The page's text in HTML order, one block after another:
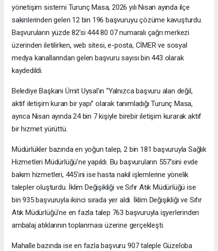
yönetişim sistemi Turunç Masa, 2026 yılı Nisan ayında ilçe
sakinlerinden gelen 12 bin 196 başvuruyu çözüme kavuşturdu.
Başvuruların yüzde 82’si 444 80 07 numaralı çağrı merkezi
üzerinden iletilirken, web sitesi, e-posta, CİMER ve sosyal
medya kanallarından gelen başvuru sayısı bin 443 olarak
kaydedildi.
Belediye Başkanı Ümit Uysal’ın “Yalnızca başvuru alan değil,
aktif iletişim kuran bir yapı” olarak tanımladığı Turunç Masa,
ayrıca Nisan ayında 24 bin 7 kişiyle birebir iletişim kurarak aktif
bir hizmet yürüttü.
Müdürlükler bazında en yoğun talep, 2 bin 181 başvuruyla Sağlık
Hizmetleri Müdürlüğü’ne yapıldı. Bu başvuruların 557’sini evde
bakım hizmetleri, 445’ini ise hasta nakil işlemlerine yönelik
talepler oluşturdu. İklim Değişikliği ve Sıfır Atık Müdürlüğü ise
bin 935 başvuruyla ikinci sırada yer aldı. İklim Değişikliği ve Sıfır
Atık Müdürlüğü’ne en fazla talep 763 başvuruyla işyerlerinden
ambalaj atıklarının toplanması üzerine gerçekleşti.
Mahalle bazında ise en fazla başvuru 907 taleple Güzeloba